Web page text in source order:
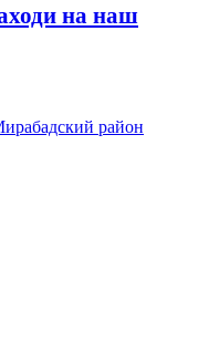
на наш
район